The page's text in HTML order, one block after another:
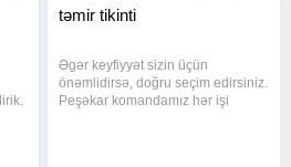
təmir tikinti
Əgər keyfiyyət sizin üçün
önəmlidirsə, doğru seçim edirsiniz.
Peşəkar komandamız hər işi